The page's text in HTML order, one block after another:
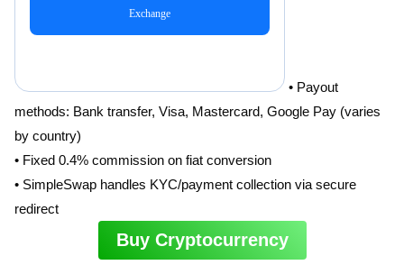
• Payout
methods: Bank transfer, Visa, Mastercard, Google Pay (varies
by country)
• Fixed 0.4% commission on fiat conversion
• SimpleSwap handles KYC/payment collection via secure
redirect
Buy Cryptocurrency